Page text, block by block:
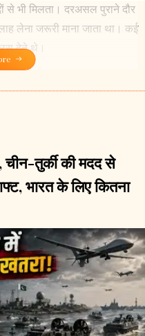
से भी मिलता। दरअसल पुराने दौर
लेना जरूरी माना जाता था। कई
देते थे।
तुर्की की मदद से
भारत के लिए कितना